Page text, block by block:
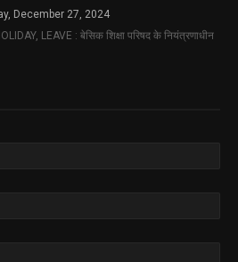
December 27, 2024
LEAVE : बेसिक शिक्षा परिषद के नियंत्रणाधीन